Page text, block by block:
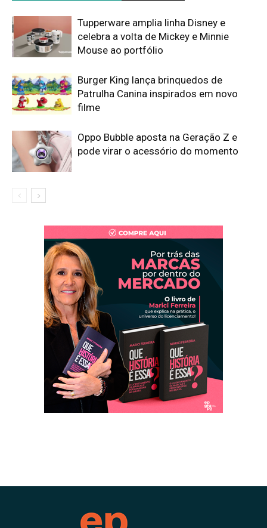
Tupperware amplia linha Disney e
celebra a volta de Mickey e Minnie
Mouse ao portfólio
Burger King lança brinquedos de
Patrulha Canina inspirados em novo
filme
Oppo Bubble aposta na Geração Z e
pode virar o acessório do momento